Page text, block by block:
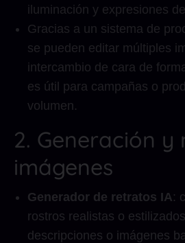
iluminación y expresiones
Gracias a un sistema de
se pueden editar múltiples
intercambio de cara de
es útil para campañas o
volumen.
2. Generación
imágenes
Generador de retratos IA:
rostros realistas o
descripciones o imágenes